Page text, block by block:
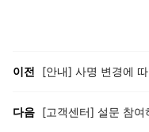
이전 [안내] 사명 변경에
다음